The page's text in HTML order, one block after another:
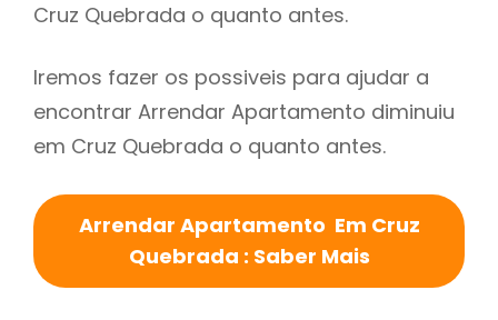
Cruz Quebrada o quanto antes.
Iremos fazer os possiveis para ajudar a
encontrar Arrendar Apartamento diminuiu
em Cruz Quebrada o quanto antes.
Arrendar Apartamento Em Cruz
Quebrada : Saber Mais